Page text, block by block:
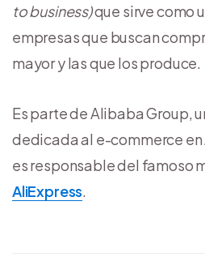
to business)que sirve como
empresas que buscan
mayor y las que los produce.
Es parte de Alibaba Group,
dedicada al e-commerce en
es responsable del famoso
AliExpress.